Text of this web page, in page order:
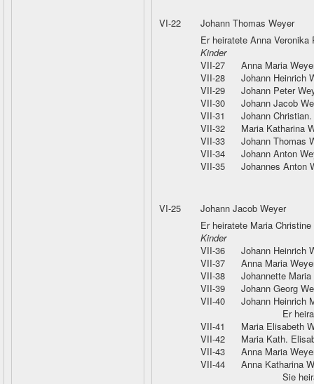
VI-22
Johann Thomas Weyer
Er heiratete Anna Veronika
Kinder
VII-27
Anna Maria
VII-28
Johann Heinrich
VII-29
Johann Peter
VII-30
Johann Jacob
VII-31
Johann
VII-32
Maria Katharina
VII-33
Johann Thomas
VII-34
Johann Anton
VII-35
Johannes Anton
VI-25
Johann Jacob Weyer
Er heiratete Maria Christine
Kinder
VII-36
Johann Heinrich
VII-37
Anna Maria
VII-38
Johannette Maria
VII-39
Johann Georg
VII-40
Johann Heinrich
Er
VII-41
Maria Elisabeth
VII-42
Maria Kath.
VII-43
Anna Maria
VII-44
Anna Katharina
Sie